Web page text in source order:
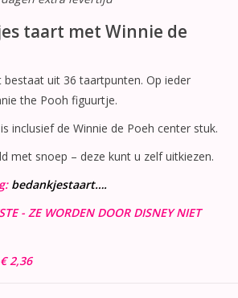
taart met Winnie de
bestaat uit 36 taartpunten. Op ieder
the Pooh figuurtje.
inclusief de Winnie de Poeh center stuk.
met snoep – deze kunt u zelf uitkiezen.
bedankjestaart….
- ZE WORDEN DOOR DISNEY NIET
2,36